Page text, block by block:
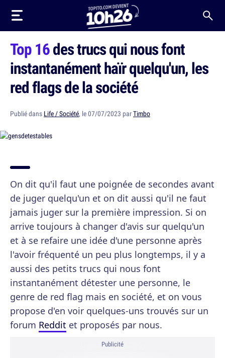
Top 16des trucs qui nous font
instantanément haïr quelqu'un, les
red flags de la société
Publié dans Life / Société, le 07/07/2023 parTimbo
On dit qu'il faut une poignée de secondes avant
de juger quelqu'un et on dit aussi qu'il ne faut
jamais juger sur la première impression. Si on
arrive toujours à changer d'avis sur quelqu'un
et à se refaire une idée d'une personne après
l'avoir fréquenté un peu plus longtemps, il y a
aussi des petits trucs qui nous font
instantanément détester une personne, le
genre de red flag mais en société, et on vous
propose d'en voir quelques-uns trouvés sur un
forum Reddit et proposés par nous.
Publicité